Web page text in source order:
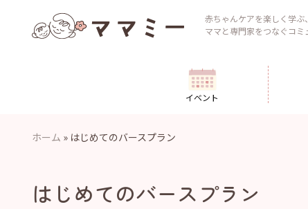
content
赤ちゃんケアを楽しく学ぶ、
ママと専門家をつなぐコミ
イベント
ホーム » はじめてのバースプラン
はじめてのバースプラン